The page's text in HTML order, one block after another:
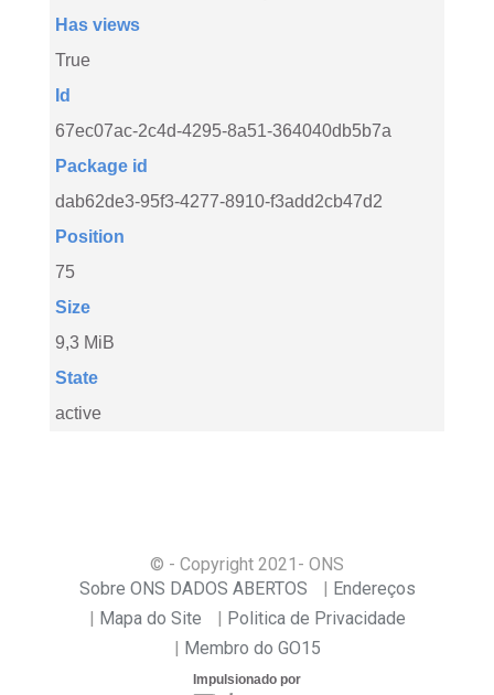
Has views
True
Id
67ec07ac-2c4d-4295-8a51-364040db5b7a
Package id
dab62de3-95f3-4277-8910-f3add2cb47d2
Position
75
Size
9,3 MiB
State
active
© - Copyright 2021 - ONS
Sobre ONS DADOS ABERTOS
Endereços
Mapa do Site
Politica de Privacidade
Membro do GO15
Impulsionado por